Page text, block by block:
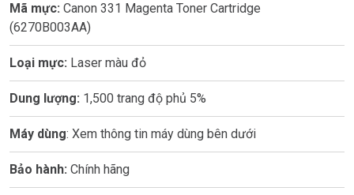
Mã mực: Canon 331 Magenta Toner Cartridge
(6270B003AA)
Loại mực: Laser màu đỏ
Dung lượng: 1,500 trang độ phủ 5%
Máy dùng: Xem thông tin máy dùng bên dưới
Bảo hành: Chính hãng